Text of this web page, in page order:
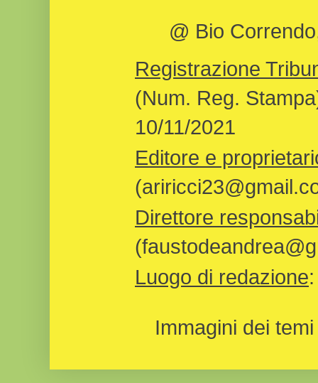
@ Bio
Registrazione
(Num. Reg.
10/11/2021
Editore e
Direttore
Luogo di redazione
Immagini dei